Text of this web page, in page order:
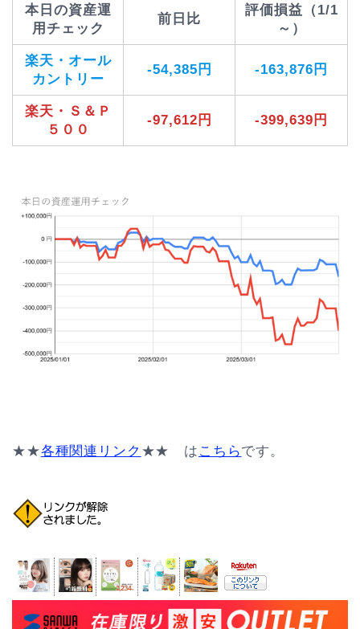
本日の資産運
用チェック
前日比
評価損益（1/1
～）
楽天・オール
カントリー
-54,385円 -163,876円
楽天・Ｓ＆Ｐ
５００
-97,612円 -399,639円
★★各種関連リンク ★★ は こちらです。